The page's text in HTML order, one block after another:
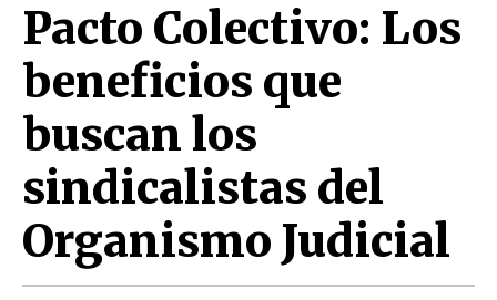
Pacto Colectivo: Los
beneficios que
buscan los
sindicalistas del
Organismo Judicial